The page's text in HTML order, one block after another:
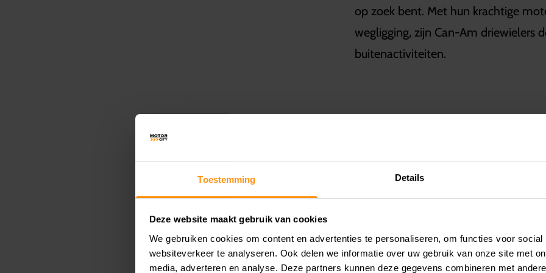
Toestemming Details
Deze website maakt gebruik van cookies
We gebruiken cookies om content en advertenties te personaliseren, om functies voor social
websiteverkeer te analyseren. Ook delen we informatie over uw gebruik van onze site met
media, adverteren en analyse. Deze partners kunnen deze gegevens combineren met
op zoek bent. Met hun krachtige
wegligging, zijn Can-Am driewielers
buitenactiviteiten.
ONTDEK DE CAN-AM
De Can-Am Ryker is een unieke
voor een geweldige rijervaring.
en betrouwbare Rotax motoren,